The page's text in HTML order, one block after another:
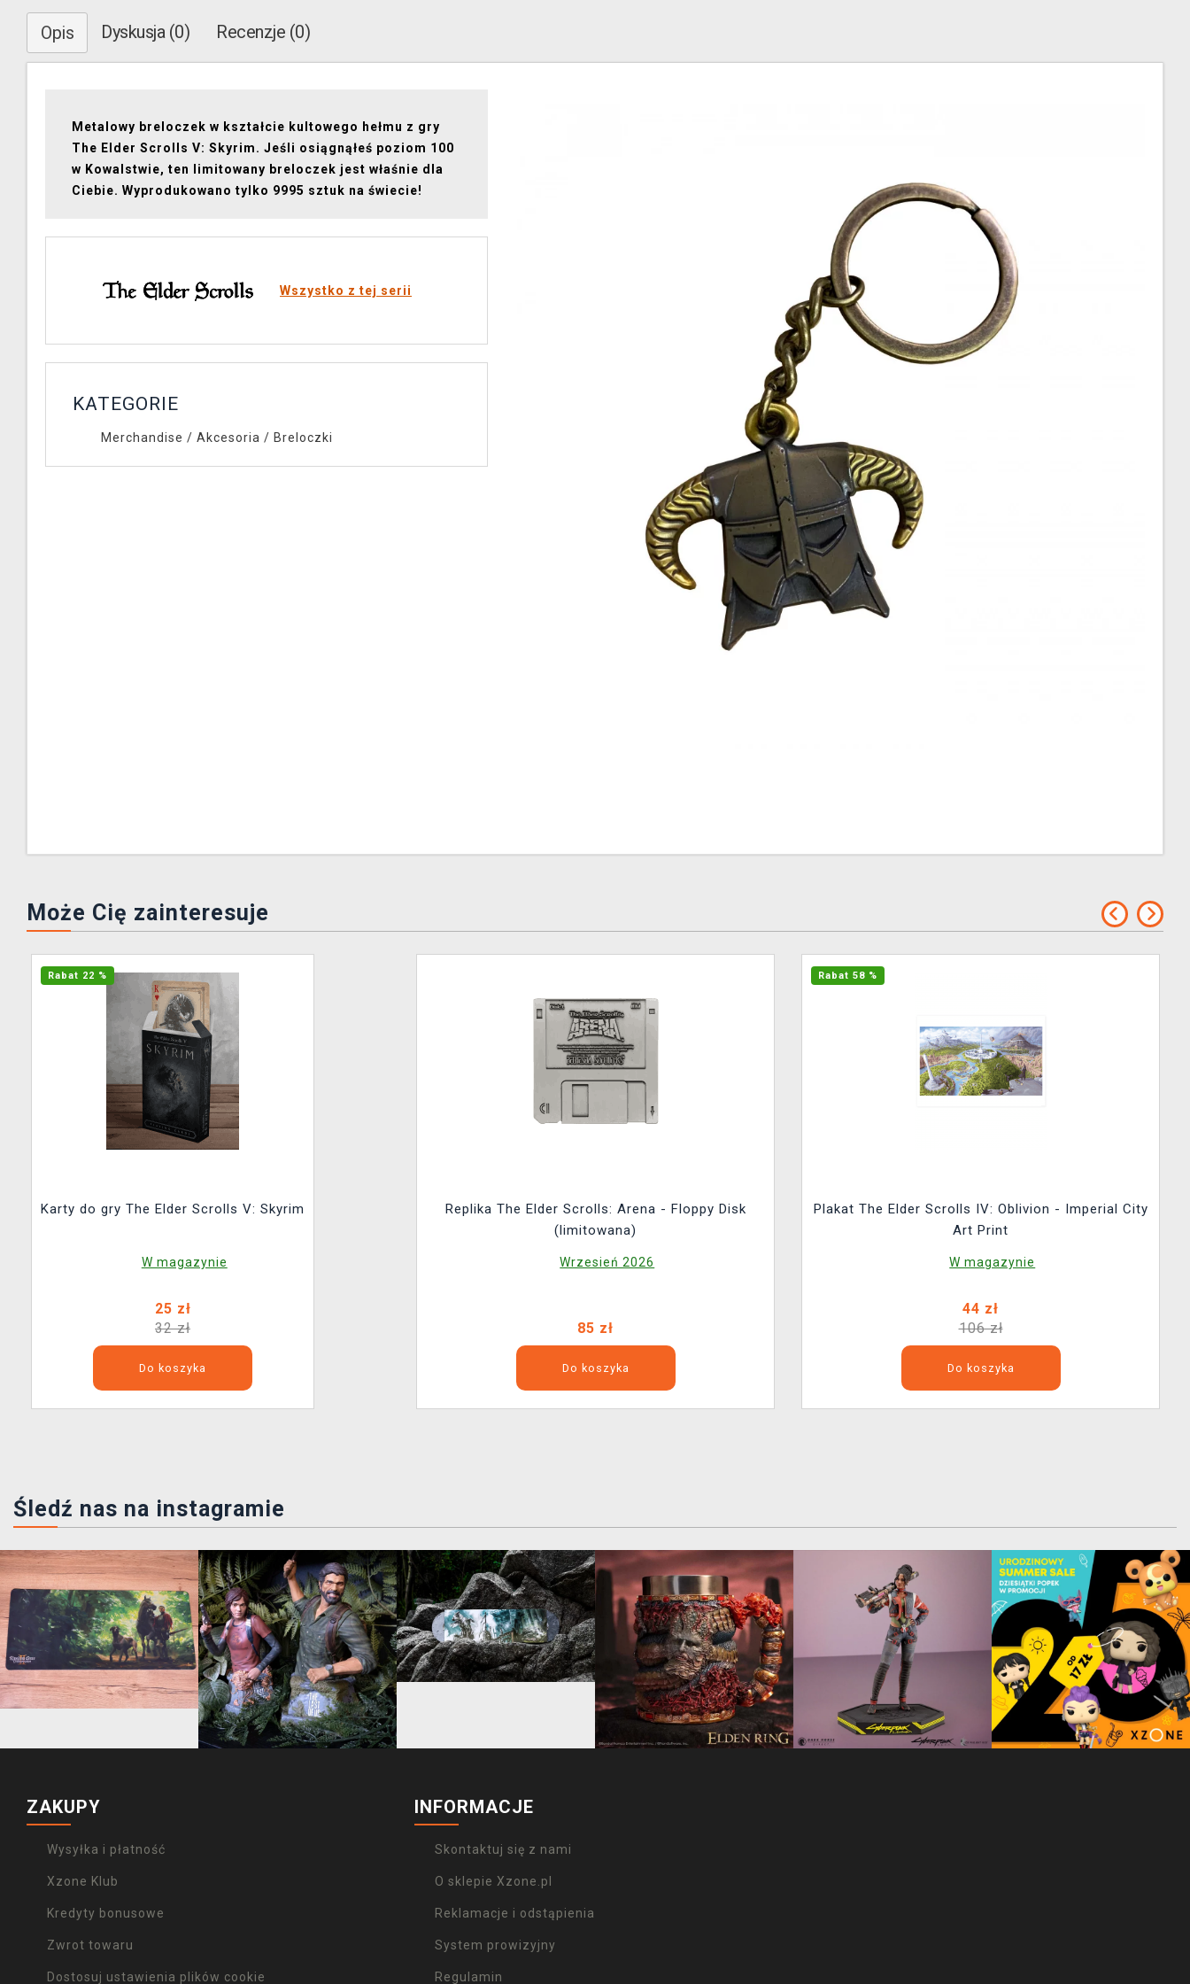
Opis Dyskusja (0) Recenzje (0)
Metalowy breloczek w kształcie kultowego hełmu z gry
The Elder Scrolls V: Skyrim. Jeśli osiągnąłeś poziom 100
w Kowalstwie, ten limitowany breloczek jest właśnie dla
Ciebie. Wyprodukowano tylko 9995 sztuk na świecie!
Wszystko z tej serii
KATEGORIE
Merchandise / Akcesoria / Breloczki
Może Cię zainteresuje
Rabat 22 %
Karty do gry The Elder Scrolls V: Skyrim
W magazynie
25 zł
32 zł
Do koszyka
Replika The Elder Scrolls: Arena - Floppy Disk
(limitowana)
Wrzesień 2026
85 zł
Do koszyka
Rabat 58 %
Plakat The Elder Scrolls IV: Oblivion - Imperial City
Art Print
W magazynie
44 zł
106 zł
Do koszyka
Śledź nas na instagramie
ZAKUPY
Wysyłka i płatność
Xzone Klub
Kredyty bonusowe
Zwrot towaru
Dostosuj ustawienia plików cookie
INFORMACJE
Skontaktuj się z nami
O sklepie Xzone.pl
Reklamacje i odstąpienia
System prowizyjny
Regulamin